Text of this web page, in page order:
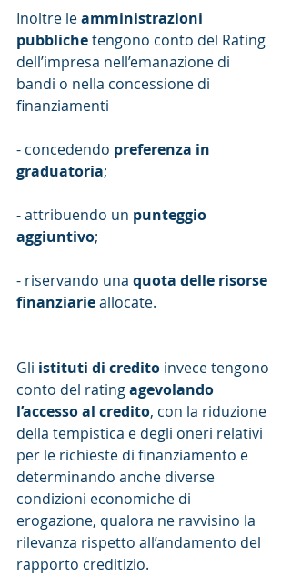
Inoltre le amministrazioni
pubbliche tengono conto del Rating
dell’impresa nell’emanazione di
bandi o nella concessione di
finanziamenti
- concedendo preferenza in
graduatoria;
- attribuendo un punteggio
aggiuntivo;
- riservando una quota delle risorse
finanziarie allocate.
Gli istituti di credito invece tengono
conto del rating agevolando
l’accesso al credito, con la riduzione
della tempistica e degli oneri relativi
per le richieste di finanziamento e
determinando anche diverse
condizioni economiche di
erogazione, qualora ne ravvisino la
rilevanza rispetto all’andamento del
rapporto creditizio.